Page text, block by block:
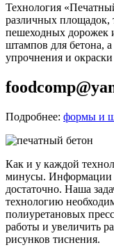
Технология
различных площадок,
пешеходных дорожек
штампов для бетона,
упрочнения и
Подробнее: формы и
Как и у каждой
минусы. Информации
достаточно. Наша
технологию
полиуретановых
работы и увеличить
рисунков тиснения.